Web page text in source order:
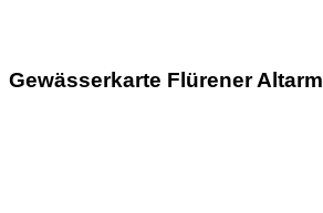
Gewässerkarte Flürener Altarm